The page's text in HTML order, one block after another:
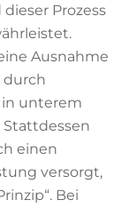
Prozess
Ausnahme
durch
in unterem
Stattdessen
einen
versorgt,
Bei